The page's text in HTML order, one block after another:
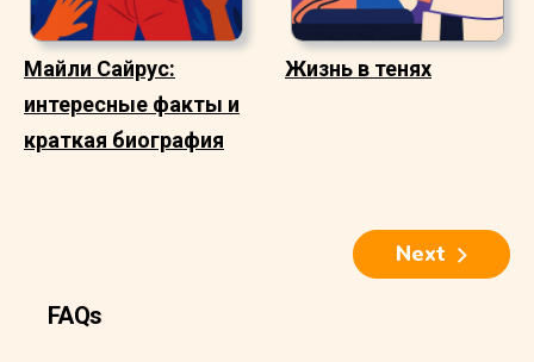
Майли Сайрус:
интересные факты и
краткая биография
Жизнь в тенях
Next
FAQs